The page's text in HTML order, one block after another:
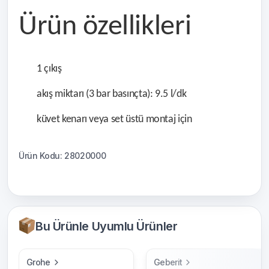
Bu Ürünle Uyumlu Ürünler
Grohe
Geberit
Ürün özellikleri
1 çıkış
akış miktarı (3 bar basınçta): 9.5 l/dk
küvet kenarı veya set üstü montaj için
Ürün Kodu: 28020000